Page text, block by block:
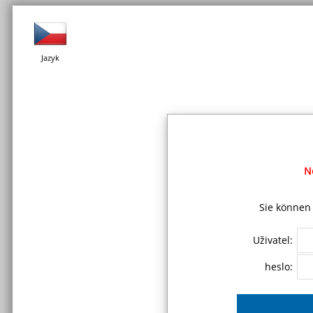
Jazyk
Sie
Uživatel:
heslo: